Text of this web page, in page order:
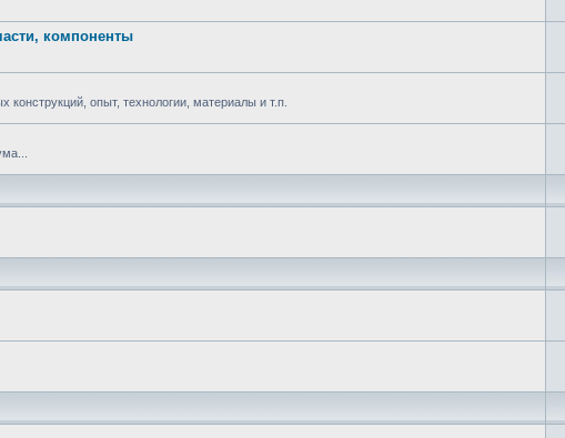
компоненты
конструкций, опыт, технологии, материалы и т.п.